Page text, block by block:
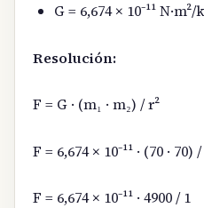
G = 6,674 × 10⁻¹¹ N·m²/
Resolución:
F = G · (m₁ · m₂) / r²
F = 6,674 × 10⁻¹¹ · (70 · 70) /
F = 6,674 × 10⁻¹¹ · 4900 / 1